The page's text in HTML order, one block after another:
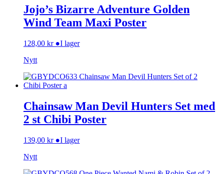
Jojo’s Bizarre Adventure Golden
Wind Team Maxi Poster
128,00 kr ●I lager
Nytt
Chainsaw Man Devil Hunters Set med
2 st Chibi Poster
139,00 kr ●I lager
Nytt